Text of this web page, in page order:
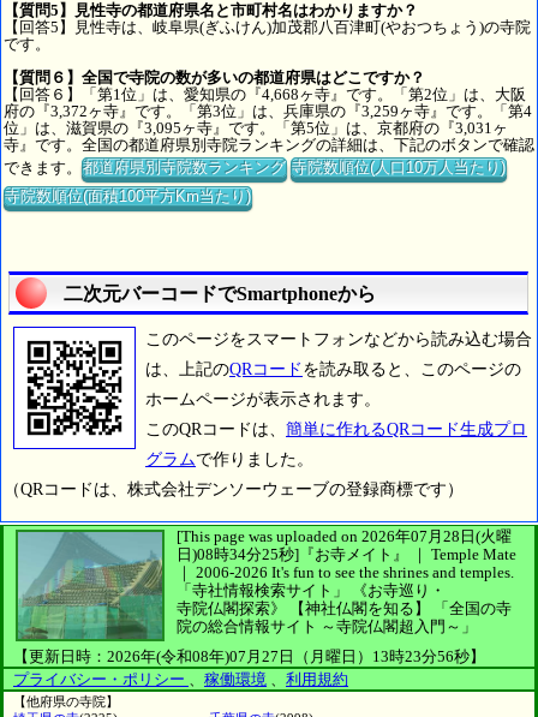
【質問5】見性寺の都道府県名と市町村名はわかりますか？
【回答5】見性寺は、岐阜県(ぎふけん)加茂郡八百津町(やおつちょう)の寺院
です。
【質問６】全国で寺院の数が多いの都道府県はどこですか？
【回答６】「第1位」は、愛知県の『4,668ヶ寺』です。「第2位」は、大阪
府の『3,372ヶ寺』です。「第3位」は、兵庫県の『3,259ヶ寺』です。「第4
位」は、滋賀県の『3,095ヶ寺』です。「第5位」は、京都府の『3,031ヶ
寺』です。全国の都道府県別寺院ランキングの詳細は、下記のボタンで確認
できます。都道府県別寺院数ランキング 寺院数順位(人口10万人当たり)
寺院数順位(面積100平方Km当たり)
二次元バーコードでSmartphoneから
このページをスマートフォンなどから読み込む場合
は、上記のQRコード を読み取ると、このページの
ホームページが表示されます。
このQRコードは、 簡単に作れるQRコード生成プロ
グラムで作りました。
（QRコードは、株式会社デンソーウェーブの登録商標です）
[This page was uploaded on 2026年07月28日(火曜
日)08時34分25秒] 『お寺メイト』 ｜ Temple Mate
｜ 2006-2026 It's fun to see the shrines and temples.
「寺社情報検索サイト」
《お寺巡り・
寺院仏閣探索》
【神社仏閣を知る】
「全国の寺
院の総合情報サイト ～寺院仏閣超入門～」
【更新日時：2026年(令和08年)07月27日（月曜日）13時23分56秒】
プライバシー・ポリシー 、 稼働環境 、 利用規約
【他府県の寺院】